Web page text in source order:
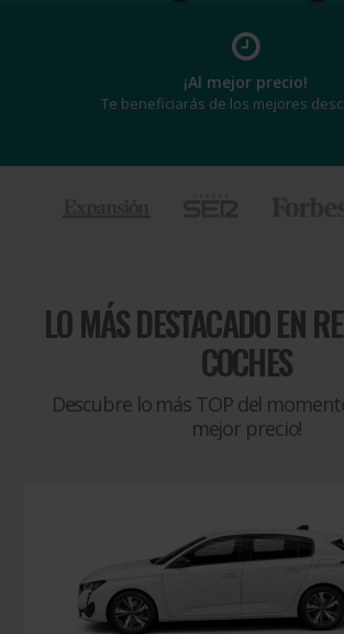
¡Al mejor precio!
Te beneficiarás de los mejores
LO MÁS DESTACADO EN
COCHES
Descubre lo más TOP del
mejor precio!